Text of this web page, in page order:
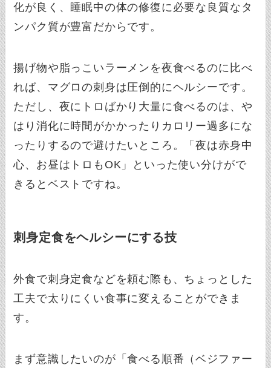
化が良く、睡眠中の体の修復に必要な良質なタ
ンパク質が豊富だからです。
揚げ物や脂っこいラーメンを夜食べるのに比べ
れば、マグロの刺身は圧倒的にヘルシーです。
ただし、夜にトロばかり大量に食べるのは、や
はり消化に時間がかかったりカロリー過多にな
ったりするので避けたいところ。「夜は赤身中
心、お昼はトロもOK」といった使い分けがで
きるとベストですね。
刺身定食をヘルシーにする技
外食で刺身定食などを頼む際も、ちょっとした
工夫で太りにくい食事に変えることができま
す。
まず意識したいのが「食べる順番（ベジファー